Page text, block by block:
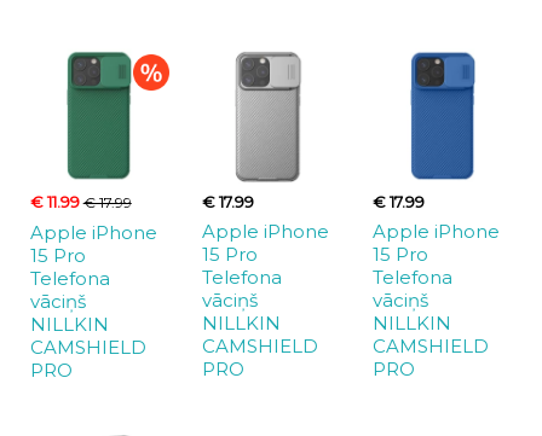
€ 11.99€ 17.99
Apple iPhone
15 Pro
Telefona
vāciņš
NILLKIN
CAMSHIELD
PRO
€ 17.99
Apple iPhone
15 Pro
Telefona
vāciņš
NILLKIN
CAMSHIELD
PRO
€ 17.99
Apple iPhone
15 Pro
Telefona
vāciņš
NILLKIN
CAMSHIELD
PRO